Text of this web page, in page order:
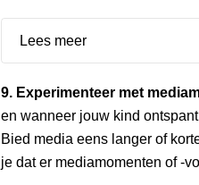
Lees meer
9. Experimenteer met
en wanneer jouw kind
Bied media eens langer of
je dat er mediamomenten of -